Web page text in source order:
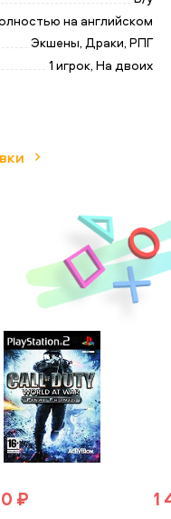
на английском
Экшены, Драки, РПГ
1 игрок, На двоих
₽ 1